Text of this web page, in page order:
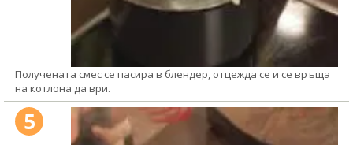
Получената смес се пасира в блендер, отцежда се и се връща
на котлона да ври.
5